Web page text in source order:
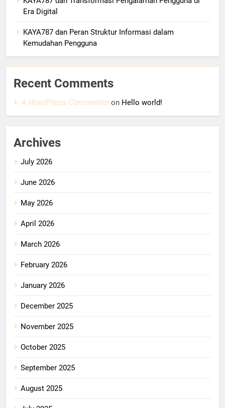
Era Digital
KAYA787 dan Peran Struktur Informasi dalam
Kemudahan Pengguna
Recent Comments
A WordPress Commenteron Hello world!
Archives
July 2026
June 2026
May 2026
April 2026
March 2026
February 2026
January 2026
December 2025
November 2025
October 2025
September 2025
August 2025